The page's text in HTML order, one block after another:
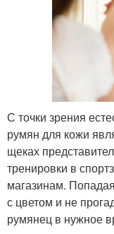
С точки зрения
румян для кожи
щеках
тренировки в
магазинам.
с цветом и не
румянец в нужное